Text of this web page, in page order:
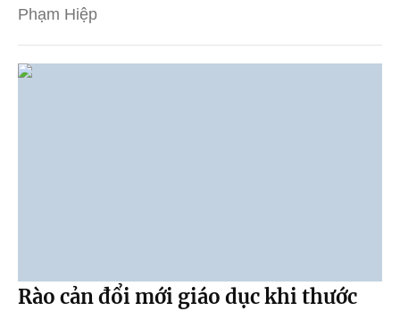
Phạm Hiệp
Rào cản đổi mới giáo dục khi thước